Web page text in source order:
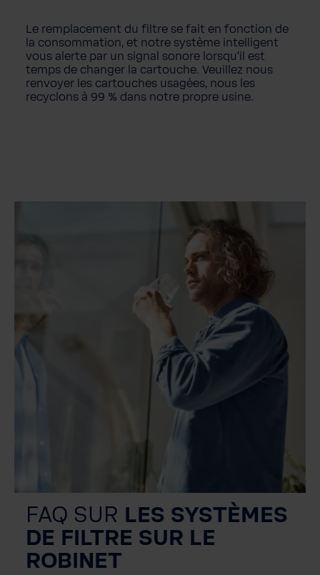
Le remplacement du filtre se fait en fonction de
la consommation, et notre système intelligent
vous alerte par un signal sonore lorsqu'il est
temps de changer la cartouche. Veuillez nous
renvoyer les cartouches usagées, nous les
recyclons à 99 % dans notre propre usine.
FAQ SUR LES SYSTÈMES
DE FILTRE SUR LE
ROBINET